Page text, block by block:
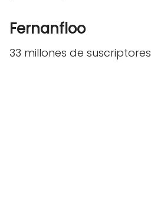
Fernanfloo
33 millones de suscriptores